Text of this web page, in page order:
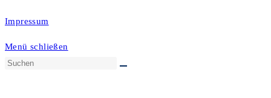
Impressum
Menü schließen